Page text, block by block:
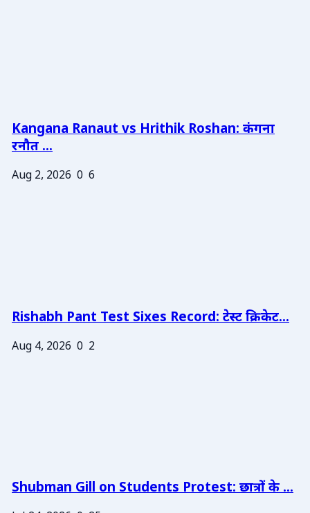
Kangana Ranaut vs Hrithik Roshan: कंगना
रनौत ...
Aug 2, 2026 0 6
Rishabh Pant Test Sixes Record: टेस्ट क्रिकेट...
Aug 4, 2026 0 2
Shubman Gill on Students Protest: छात्रों के ...